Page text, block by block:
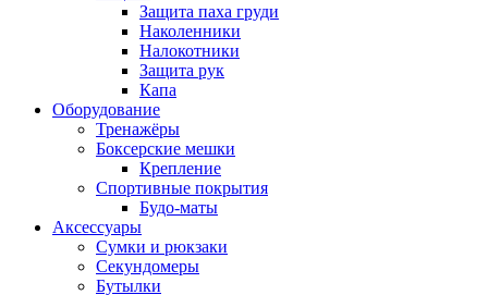
Защита паха груди
Наколенники
Налокотники
Защита рук
Капа
Оборудование
Тренажёры
Боксерские мешки
Крепление
Спортивные покрытия
Будо-маты
Аксессуары
Сумки и рюкзаки
Секундомеры
Бутылки